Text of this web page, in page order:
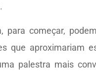
para começar,
que aproximariam
palestra mais